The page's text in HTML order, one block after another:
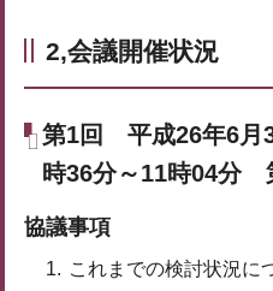
2,会議開催状況
第1回 平成26年6月
時36分～11時04分
協議事項
これまでの検討状況に